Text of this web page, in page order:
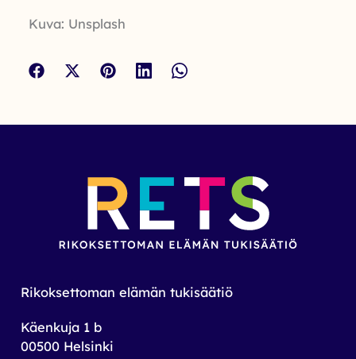
Kuva: Unsplash
Rikoksettoman elämän tukisäätiö
Käenkuja 1 b
00500 Helsinki